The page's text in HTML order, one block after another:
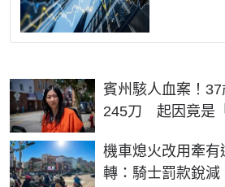
賓州駭人血案！
245刀 起因竟是
機車熄火改用牽
轉：騎士罰款銳